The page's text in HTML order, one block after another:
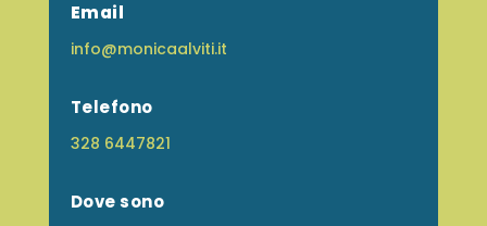
Email
info@monicaalviti.it
Telefono
328 6447821
Dove sono